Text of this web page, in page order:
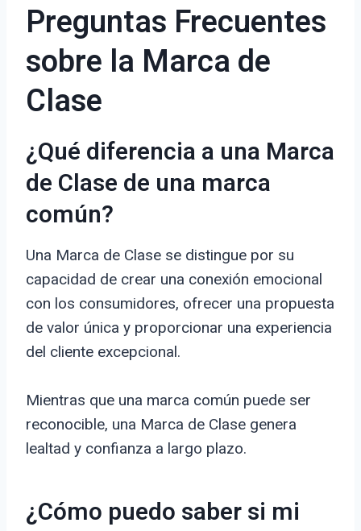
Preguntas Frecuentes
sobre la Marca de
Clase
¿Qué diferencia a una Marca
de Clase de una marca
común?
Una Marca de Clase se distingue por su
capacidad de crear una conexión emocional
con los consumidores, ofrecer una propuesta
de valor única y proporcionar una experiencia
del cliente excepcional.
Mientras que una marca común puede ser
reconocible, una Marca de Clase genera
lealtad y confianza a largo plazo.
¿Cómo puedo saber si mi